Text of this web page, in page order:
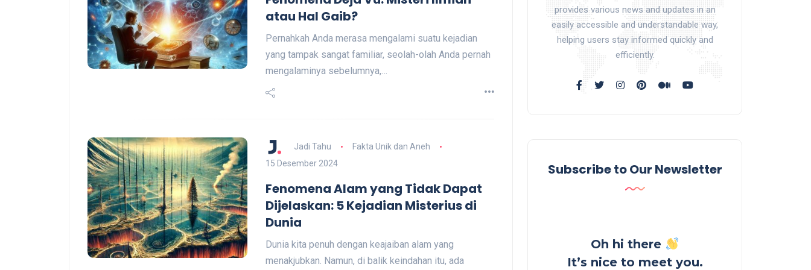
atau Hal Gaib?
Pernahkah Anda merasa mengalami suatu kejadian
yang tampak sangat familiar, seolah-olah Anda pernah
mengalaminya sebelumnya,…
Jadi Tahu
Fakta Unik dan Aneh
15 Desember 2024
Fenomena Alam yang Tidak Dapat
Dijelaskan: 5 Kejadian Misterius di
Dunia
Dunia kita penuh dengan keajaiban alam yang
menakjubkan. Namun, di balik keindahan itu, ada
provides various news and updates in an
easily accessible and understandable way,
helping users stay informed quickly and
efficiently.
Subscribe to Our Newsletter
Oh hi there
It’s nice to meet you.